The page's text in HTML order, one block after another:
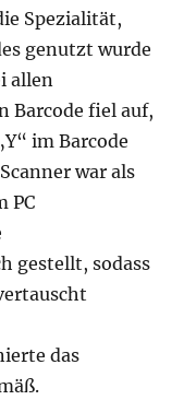
Spezialität,
genutzt wurde
allen
Barcode fiel auf,
im Barcode
war als
PC
gestellt, sodass
das